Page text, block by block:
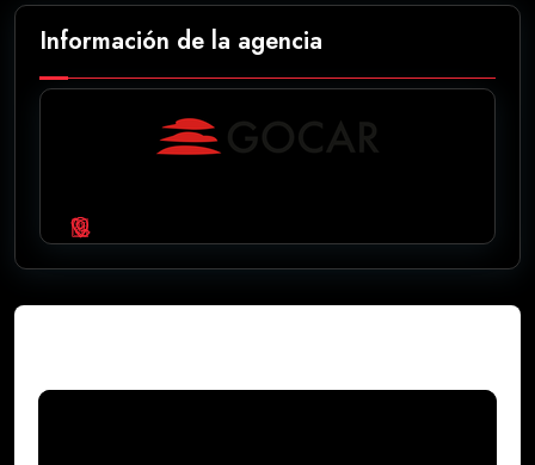
Información de la agencia